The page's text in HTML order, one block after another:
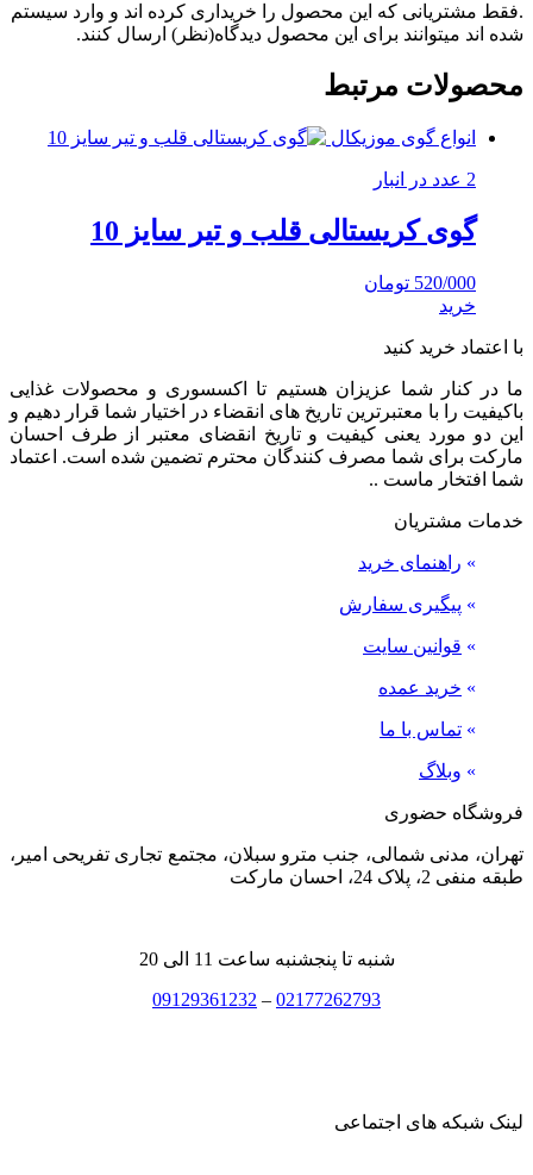
.فقط مشتریانی که این محصول را خریداری کرده اند و وارد سیستم
شده اند میتوانند برای این محصول دیدگاه(نظر) ارسال کنند.
محصولات مرتبط
انواع گوی موزیکال
2 عدد در انبار
گوی کریستالی قلب و تیر سایز 10
520/000 تومان
خرید
با اعتماد خرید کنید
ما در کنار شما عزیزان هستیم تا اکسسوری و محصولات غذایی
باکیفیت را با معتبرترین تاریخ های انقضاء در اختیار شما قرار دهیم و
این دو مورد یعنی کیفیت و تاریخ انقضای معتبر از طرف احسان
مارکت برای شما مصرف کنندگان محترم تضمین شده است. اعتماد
شما افتخار ماست ..
خدمات مشتریان
» راهنمای خرید
» پیگیری سفارش
» قوانین سایت
» خرید عمده
» تماس با ما
» وبلاگ
فروشگاه حضوری
تهران، مدنی شمالی، جنب مترو سبلان، مجتمع تجاری تفریحی امیر،
طبقه منفی 2، پلاک 24، احسان مارکت
شنبه تا پنجشنبه ساعت 11 الی 20
02177262793
–
09129361232
لینک شبکه های اجتماعی